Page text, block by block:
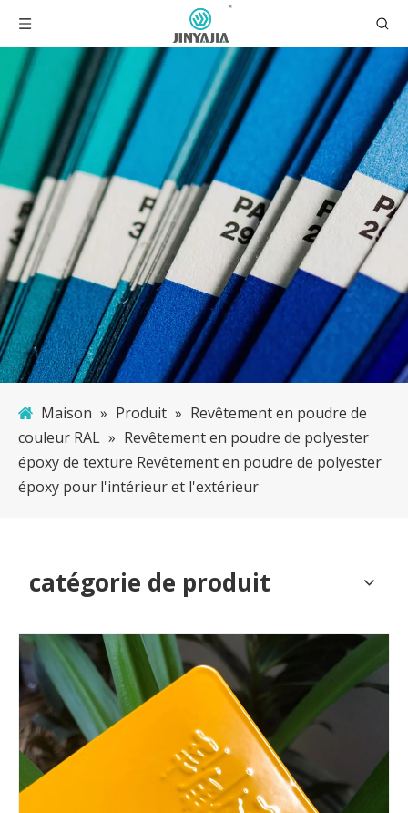
Maison » Produit » Revêtement en poudre de
couleur RAL » Revêtement en poudre de polyester
époxy de texture Revêtement en poudre de polyester
époxy pour l'intérieur et l'extérieur
catégorie de produit